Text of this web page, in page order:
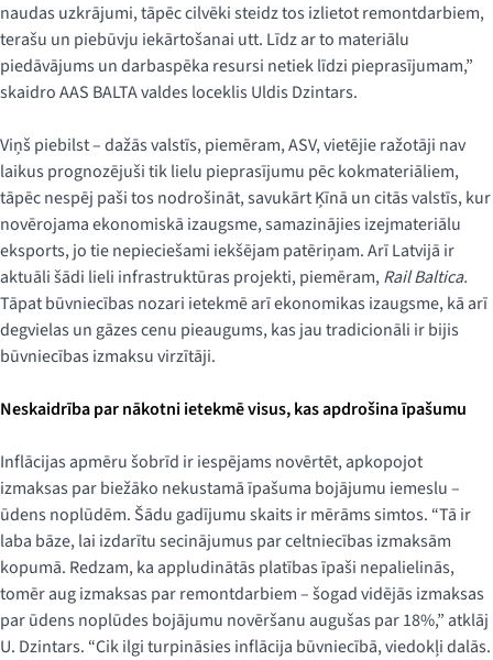
naudas uzkrājumi, tāpēc cilvēki steidz tos izlietot remontdarbiem,
terašu un piebūvju iekārtošanai utt. Līdz ar to materiālu
piedāvājums un darbaspēka resursi netiek līdzi pieprasījumam,”
skaidro AAS BALTA valdes loceklis Uldis Dzintars.
Viņš piebilst – dažās valstīs, piemēram, ASV, vietējie ražotāji nav
laikus prognozējuši tik lielu pieprasījumu pēc kokmateriāliem,
tāpēc nespēj paši tos nodrošināt, savukārt Ķīnā un citās valstīs, kur
novērojama ekonomiskā izaugsme, samazinājies izejmateriālu
eksports, jo tie nepieciešami iekšējam patēriņam. Arī Latvijā ir
aktuāli šādi lieli infrastruktūras projekti, piemēram,Rail Baltica.
Tāpat būvniecības nozari ietekmē arī ekonomikas izaugsme, kā arī
degvielas un gāzes cenu pieaugums, kas jau tradicionāli ir bijis
būvniecības izmaksu virzītāji.
Neskaidrība par nākotni ietekmē visus, kas apdrošina īpašumu
Inflācijas apmēru šobrīd ir iespējams novērtēt, apkopojot
izmaksas par biežāko nekustamā īpašuma bojājumu iemeslu –
ūdens noplūdēm. Šādu gadījumu skaits ir mērāms simtos. “Tā ir
laba bāze, lai izdarītu secinājumus par celtniecības izmaksām
kopumā. Redzam, ka appludinātās platības īpaši nepalielinās,
tomēr aug izmaksas par remontdarbiem – šogad vidējās izmaksas
par ūdens noplūdes bojājumu novēršanu augušas par 18%,” atklāj
U. Dzintars. “Cik ilgi turpināsies inflācija būvniecībā, viedokļi dalās.